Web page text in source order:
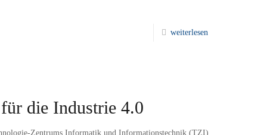
weiterlesen
die Industrie 4.0
Zentrums Informatik und Informationstechnik (TZI)